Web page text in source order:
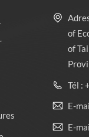
of
of
Tél :
E-
E-